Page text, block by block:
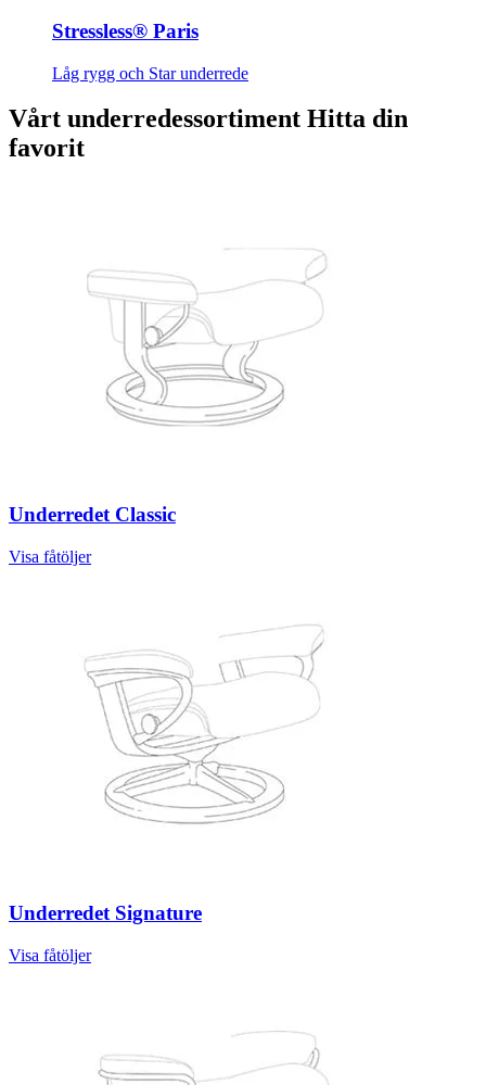
Stressless® Paris
Låg rygg och Star underrede
Vårt underredessortiment Hitta din
favorit
Underredet Classic
Visa fåtöljer
Underredet Signature
Visa fåtöljer